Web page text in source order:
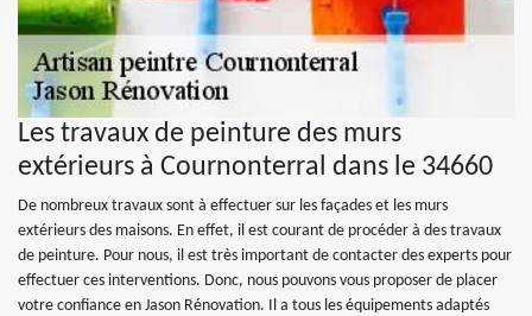
Les travaux de peinture des murs
extérieurs à Cournonterral dans le 34660
De nombreux travaux sont à effectuer sur les façades et les murs
extérieurs des maisons. En effet, il est courant de procéder à des travaux
de peinture. Pour nous, il est très important de contacter des experts pour
effectuer ces interventions. Donc, nous pouvons vous proposer de placer
votre confiance en Jason Rénovation. Il a tous les équipements adaptés